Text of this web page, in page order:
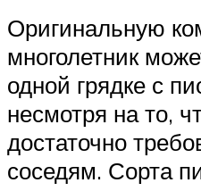
Оригинальную
многолетник
одной грядке с
несмотря на то,
достаточно
соседям. Сорта